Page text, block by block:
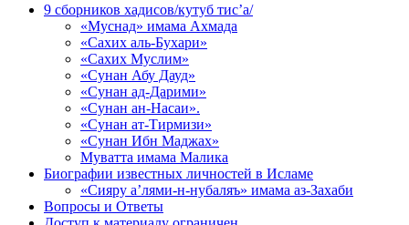
9 сборников хадисов/кутуб тис’а/
«Муснад» имама Ахмада
«Сахих аль-Бухари»
«Сахих Муслим»
«Сунан Абу Дауд»
«Сунан ад-Дарими»
«Сунан ан-Насаи».
«Сунан ат-Тирмизи»
«Сунан Ибн Маджах»
Муватта имама Малика
Биографии известных личностей в Исламе
«Сияру а’лями-н-нубаляъ» имама аз-Захаби
Вопросы и Ответы